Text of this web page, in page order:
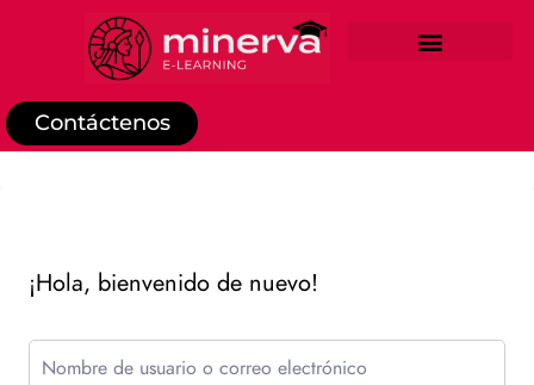
Contáctenos
¡Hola, bienvenido de nuevo!